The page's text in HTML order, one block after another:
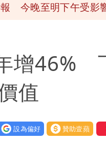
今晚至明下午受影
增46%
值
為偏好 贊助壹蘋